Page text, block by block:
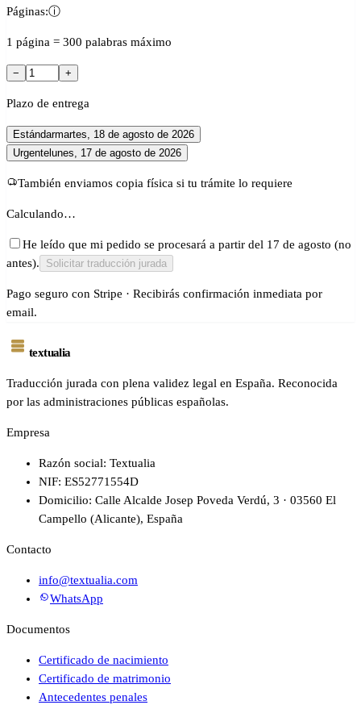
Páginas:ⓘ
1 página = 300 palabras máximo
− +
Plazo de entrega
Estándarmartes, 18 de agosto de 2026
Urgente lunes, 17 de agosto de 2026
También enviamos copia física si tu trámite lo requiere
Calculando…
He leído que mi pedido se procesará a partir del 17 de agosto (no
antes).
Solicitar traducción jurada
Pago seguro con Stripe · Recibirás confirmación inmediata por
email.
textualia
Traducción jurada con plena validez legal en España. Reconocida
por las administraciones públicas españolas.
Empresa
Razón social: Textualia
NIF: ES52771554D
Domicilio: Calle Alcalde Josep Poveda Verdú, 3 · 03560 El
Campello (Alicante), España
Contacto
info@textualia.com
WhatsApp
Documentos
Certificado de nacimiento
Certificado de matrimonio
Antecedentes penales